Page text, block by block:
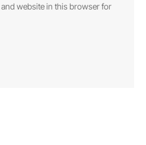
website in this browser for